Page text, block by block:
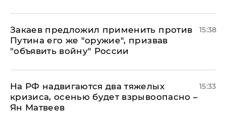
Закаев предложил применить против
Путина его же "оружие", призвав
"объявить войну" России
15:38
На РФ надвигаются два тяжелых
кризиса, осенью будет взрывоопасно –
Ян Матвеев
15:33